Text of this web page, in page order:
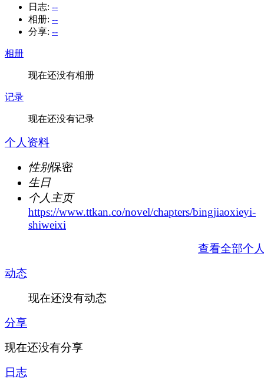
日志: --
相册: --
分享: --
相册
现在还没有相册
记录
现在还没有记录
个人资料
性别保密
生日
个人主页
https://www.ttkan.co/novel/chapters/bingjiaoxieyi-
shiweixi
查看全部个
动态
现在还没有动态
分享
现在还没有分享
日志